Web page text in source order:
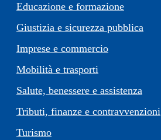
Educazione e formazione
Giustizia e sicurezza pubblica
Imprese e commercio
Mobilità e trasporti
Salute, benessere e assistenza
Tributi, finanze e contravvenzioni
Turismo